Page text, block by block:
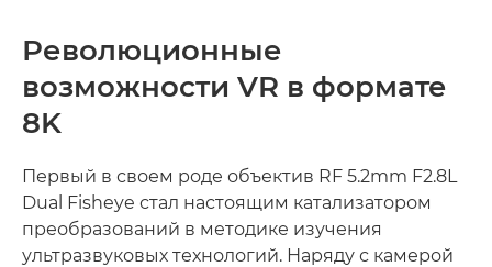
Революционные
возможности VR в формате
8K
Первый в своем роде объектив RF 5.2mm F2.8L
Dual Fisheye стал настоящим катализатором
преобразований в методике изучения
ультразвуковых технологий. Наряду с камерой